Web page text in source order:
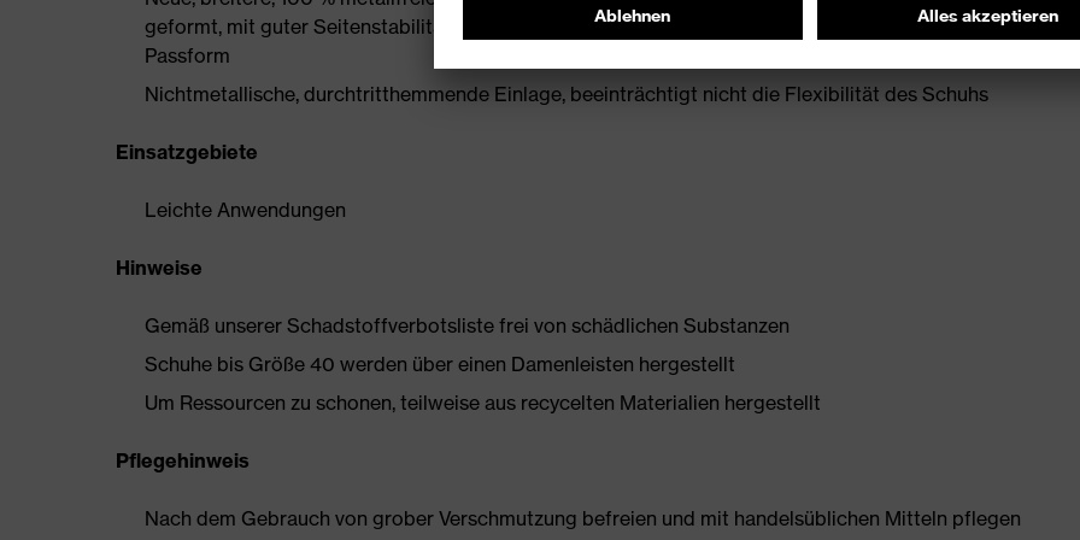
geformt, mit guter Seitenstabilität und thermisch nicht leitend, für mehr Zehenfreiheit und optimale
Passform
Nichtmetallische, durchtritthemmende Einlage, beeinträchtigt nicht die Flexibilität des Schuhs
Einsatzgebiete
Leichte Anwendungen
Hinweise
Gemäß unserer Schadstoffverbotsliste frei von schädlichen Substanzen
Schuhe bis Größe 40 werden über einen Damenleisten hergestellt
Um Ressourcen zu schonen, teilweise aus recycelten Materialien hergestellt
Pflegehinweis
Nach dem Gebrauch von grober Verschmutzung befreien und mit handelsüblichen Mitteln pflegen